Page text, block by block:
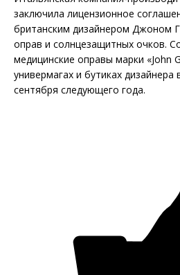
заключила лицензионное
британским дизайнером Джоном
оправ и солнцезащитных очков.
медицинские оправы марки «John
универмагах и бутиках
сентября следующего года.